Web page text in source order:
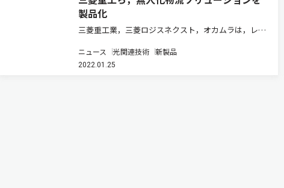
製品化
三菱重工業，三菱ロジスネクスト，オカムラは，レー
て走行する三菱ロジスネクストの「PLATTER Auto（プ
ラッターオート）」とオカムラのパレットストレージ
ニュース 光関連技術 新製品
2022.01.25